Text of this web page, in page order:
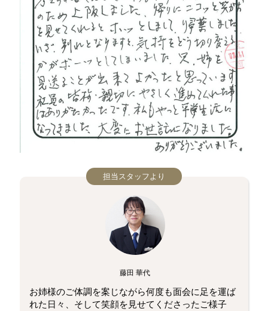
担当スタッフより
藤田 華代
お姉様のご体調を案じながら何度も面会に足を運ば
れた日々、そして笑顔を見せてくださったご様子